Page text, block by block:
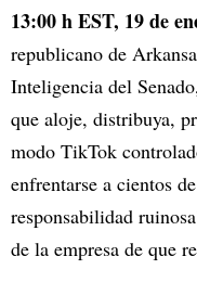
13:00 h EST, 19 de
republicano de
Inteligencia del
que aloje, distribuya,
modo TikTok
enfrentarse a cientos
responsabilidad
de la empresa de que